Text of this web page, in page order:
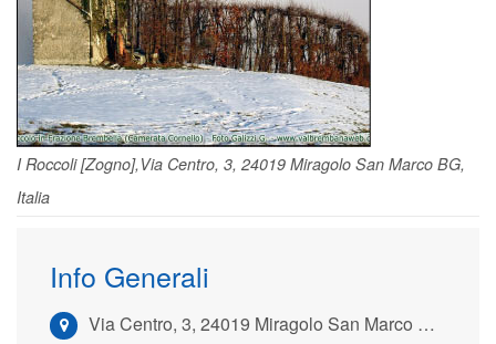
I Roccoli [Zogno],Via Centro, 3, 24019 Miragolo San Marco BG,
Italia
Info Generali
Via Centro, 3, 24019 Miragolo San Marco BG, Italia